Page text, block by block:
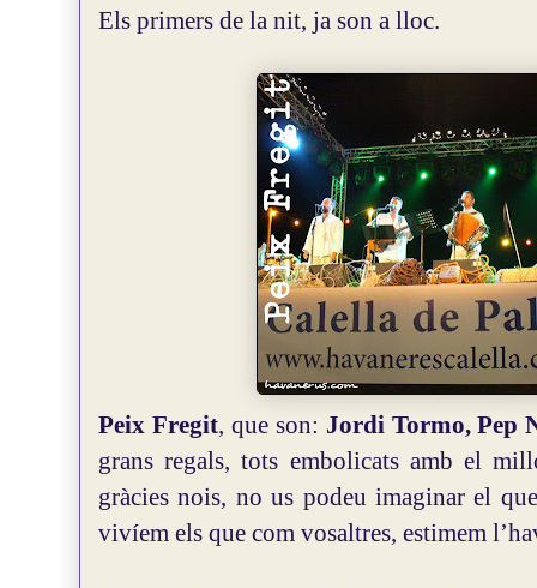
Els primers de la nit, ja son a lloc.
Peix Fregit, que son: Jordi Tormo, Pep
grans regals, tots embolicats amb el
gràcies nois, no us podeu imaginar el
vivíem els que com vosaltres, estimem